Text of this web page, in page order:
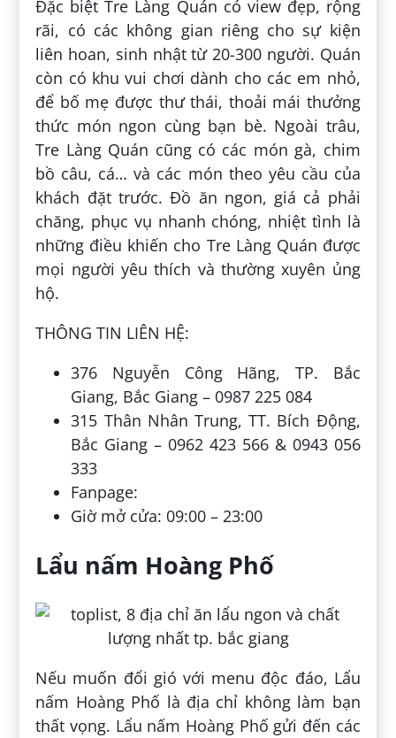
Đặc biệt Tre Làng Quán có view đẹp, rộng
rãi, có các không gian riêng cho sự kiện
liên hoan, sinh nhật từ 20-300 người. Quán
còn có khu vui chơi dành cho các em nhỏ,
để bố mẹ được thư thái, thoải mái thưởng
thức món ngon cùng bạn bè. Ngoài trâu,
Tre Làng Quán cũng có các món gà, chim
bồ câu, cá… và các món theo yêu cầu của
khách đặt trước. Đồ ăn ngon, giá cả phải
chăng, phục vụ nhanh chóng, nhiệt tình là
những điều khiến cho Tre Làng Quán được
mọi người yêu thích và thường xuyên ủng
hộ.
THÔNG TIN LIÊN HỆ:
376 Nguyễn Công Hãng, TP. Bắc
Giang, Bắc Giang – 0987 225 084
315 Thân Nhân Trung, TT. Bích Động,
Bắc Giang – 0962 423 566 & 0943 056
333
Fanpage:
Giờ mở cửa: 09:00 – 23:00
Lẩu nấm Hoàng Phố
Nếu muốn đổi gió với menu độc đáo, Lẩu
nấm Hoàng Phố là địa chỉ không làm bạn
thất vọng. Lẩu nấm Hoàng Phố gửi đến các